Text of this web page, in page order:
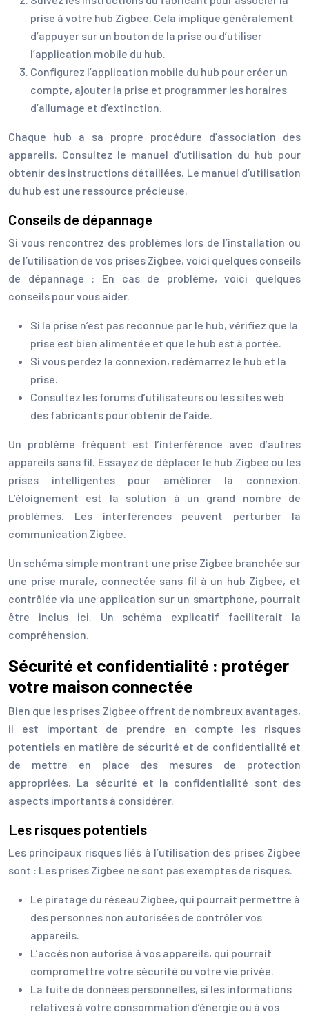
prise à votre hub Zigbee. Cela implique généralement
d’appuyer sur un bouton de la prise ou d’utiliser
l’application mobile du hub.
Configurez l’application mobile du hub pour créer un
compte, ajouter la prise et programmer les horaires
d’allumage et d’extinction.
Chaque hub a sa propre procédure d’association des
appareils. Consultez le manuel d’utilisation du hub pour
obtenir des instructions détaillées. Le manuel d’utilisation
du hub est une ressource précieuse.
Conseils de dépannage
Si vous rencontrez des problèmes lors de l’installation ou
de l’utilisation de vos prises Zigbee, voici quelques conseils
de dépannage : En cas de problème, voici quelques
conseils pour vous aider.
Si la prise n’est pas reconnue par le hub, vérifiez que la
prise est bien alimentée et que le hub est à portée.
Si vous perdez la connexion, redémarrez le hub et la
prise.
Consultez les forums d’utilisateurs ou les sites web
des fabricants pour obtenir de l’aide.
Un problème fréquent est l’interférence avec d’autres
appareils sans fil. Essayez de déplacer le hub Zigbee ou les
prises intelligentes pour améliorer la connexion.
L’éloignement est la solution à un grand nombre de
problèmes. Les interférences peuvent perturber la
communication Zigbee.
Un schéma simple montrant une prise Zigbee branchée sur
une prise murale, connectée sans fil à un hub Zigbee, et
contrôlée via une application sur un smartphone, pourrait
être inclus ici. Un schéma explicatif faciliterait la
compréhension.
Sécurité et confidentialité : protéger
votre maison connectée
Bien que les prises Zigbee offrent de nombreux avantages,
il est important de prendre en compte les risques
potentiels en matière de sécurité et de confidentialité et
de mettre en place des mesures de protection
appropriées. La sécurité et la confidentialité sont des
aspects importants à considérer.
Les risques potentiels
Les principaux risques liés à l’utilisation des prises Zigbee
sont : Les prises Zigbee ne sont pas exemptes de risques.
Le piratage du réseau Zigbee, qui pourrait permettre à
des personnes non autorisées de contrôler vos
appareils.
L’accès non autorisé à vos appareils, qui pourrait
compromettre votre sécurité ou votre vie privée.
La fuite de données personnelles, si les informations
relatives à votre consommation d’énergie ou à vos